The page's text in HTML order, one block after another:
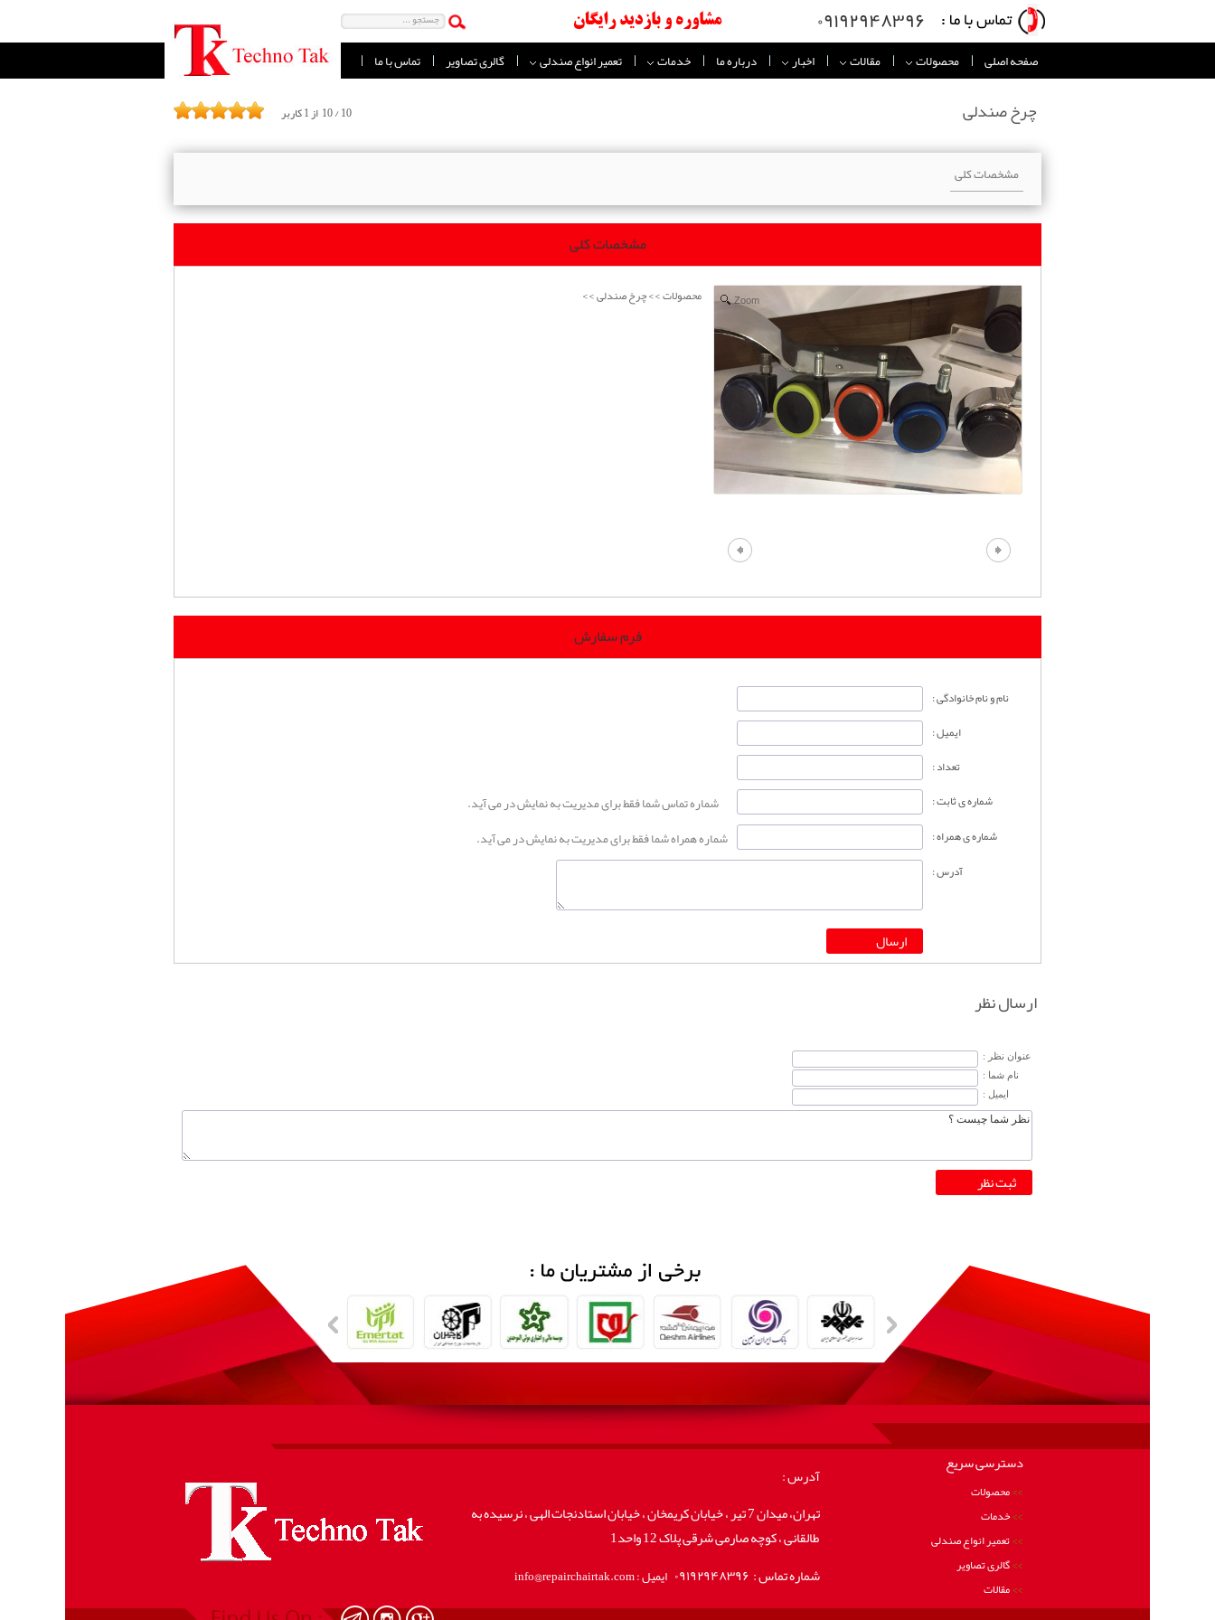
۰۹۱۹۲۹۴۸۳۹۶
صفحه اصلی محصولات مقالات اخبار درباره ما خدمات تعمیر انواع صندلی گالری تصاویر تماس با ما
چرخ صندلی 10/10 از1کاربر
مشخصات کلی
مشخصات کلی
Zoom محصولات>>چرخ صندلی>>
فرم سفارش
نام و نام خانوادگی :
ایمیل :
تعداد :
شماره ی ثابت :
شماره تماس شما فقط برای مدیریت به نمایش در می آید.
شماره ی همراه : شماره همراه شما فقط برای مدیریت به نمایش در می آید.
آدرس :
ارسال نظر
عنوان نظر :
نام شما :
ایمیل :
دسترسی سریع
محصولات
خدمات
تعمیر انواع صندلی
گالری تصاویر
مقالات
آدرس :
تهران، میدان 7 تیر ، خیابان کریمخان ، خیابان استادنجات الهی ، نرسیده به
طالقانی ، کوچه صارمی شرقی پلاک 12 واحد1
شماره تماس : ۰۹۱۹۲۹۴۸۳۹۶ ایمیل : info@repairchairtak.com